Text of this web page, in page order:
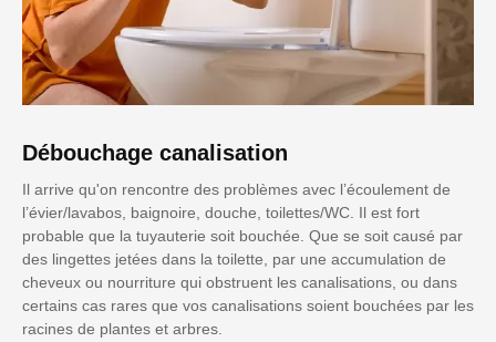
Débouchage canalisation
Il arrive qu'on rencontre des problèmes avec l’écoulement de
l’évier/lavabos, baignoire, douche, toilettes/WC. Il est fort
probable que la tuyauterie soit bouchée. Que se soit causé par
des lingettes jetées dans la toilette, par une accumulation de
cheveux ou nourriture qui obstruent les canalisations, ou dans
certains cas rares que vos canalisations soient bouchées par les
racines de plantes et arbres.